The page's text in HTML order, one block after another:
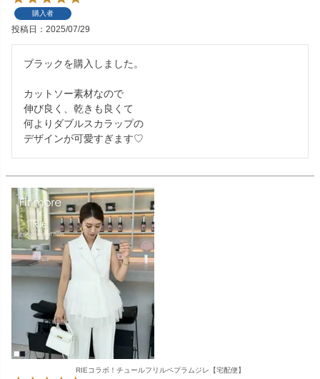
購入者
投稿日 2025/07/29
ブラックを購入しました。
カットソー素材なので
伸び良く、乾きも良くて
何よりダブルスカラップの
デザインが可愛すぎます♡
RIEコラボ！チュールフリルペプラムジレ【宅配便】